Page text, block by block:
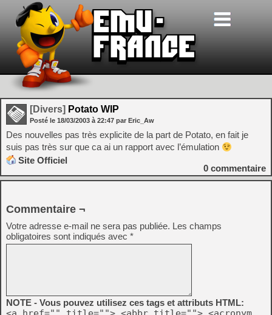
[Divers] Potato WIP
Posté le 18/03/2003 à 22:47 par Eric_Aw
Des nouvelles pas très explicite de la part de Potato, en fait je
suis pas très sur que ca ai un rapport avec l’émulation
Site Officiel
0 commentaire
Commentaire ¬
Votre adresse e-mail ne sera pas publiée. Les champs
obligatoires sont indiqués avec *
NOTE - Vous pouvez utilisez ces tags et attributs HTML: